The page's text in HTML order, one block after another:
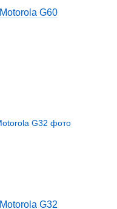
Motorola G60
Motorola G32